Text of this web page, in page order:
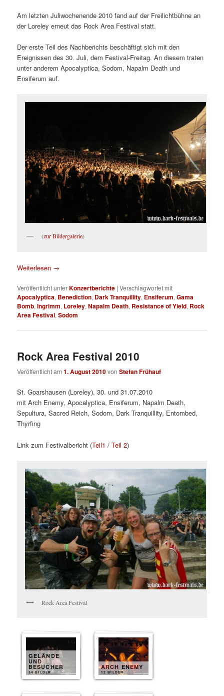
Am letzten Juliwochenende 2010 fand auf der Freilichtbühne an
der Loreley erneut das Rock Area Festival statt.
Der erste Teil des Nachberichts beschäftigt sich mit den
Ereignissen des 30. Juli, dem Festival-Freitag. An diesem traten
unter anderem Apocalyptica, Sodom, Napalm Death und
Ensiferum auf.
(zur Bildergalerie)
Weiterlesen →
Veröffentlicht unterKonzertberichte |Verschlagwortet mit
Apocalyptica, Benediction, Dark Tranquillity, Ensiferum,Gama
Bomb,Ingrimm, Loreley,Napalm Death, Resistance of Yield, Rock
Area Festival,Sodom
Rock Area Festival 2010
Veröffentlicht am1. August 2010vonStefan Frühauf
St. Goarshausen (Loreley), 30. und 31.07.2010
mit Arch Enemy, Apocalyptica, Ensiferum, Napalm Death,
Sepultura, Sacred Reich, Sodom, Dark Tranquillity, Entombed,
Thyrfing
Link zum Festivalbericht (Teil1 /Teil 2)
Rock Area Festival
GELÄNDE
UND
BESUCHER
34 BILDER
ARCH ENEMY
12 BILDER